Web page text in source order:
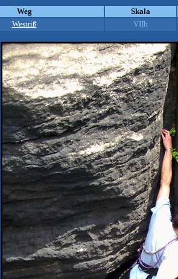
Weg Skala
Westriß VIIb